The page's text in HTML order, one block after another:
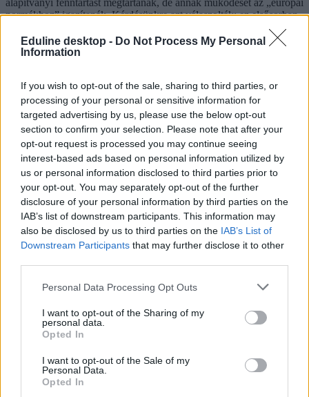
Eduline desktop - Do Not Process My Personal
Information
If you wish to opt-out of the sale, sharing to third parties, or
processing of your personal or sensitive information for
targeted advertising by us, please use the below opt-out
section to confirm your selection. Please note that after your
opt-out request is processed you may continue seeing
interest-based ads based on personal information utilized by
us or personal information disclosed to third parties prior to
your opt-out. You may separately opt-out of the further
disclosure of your personal information by third parties on the
IAB’s list of downstream participants. This information may
also be disclosed by us to third parties on the IAB’s List of
Downstream Participants that may further disclose it to other
Personal Data Processing Opt Outs
I want to opt-out of the Sharing of my
personal data.
Opted In
I want to opt-out of the Sale of my
Personal Data.
Opted In
alapítványi fenntartást megtartanák, de annak működését az „európai
normákhoz” igazítanák. Kérdésünkre azt válaszolták: ez elsősorban
olyan hibrid irányítási modellt jelentene, amely több nyugat-európai
egyetemen is működik. Példaként a Copenhagen Business Schoolt,
a Bocconi Egyetemet és a Bécsi Közgazdaságtudományi Egyetemet
A javaslat szerint a jelenlegi kuratórium helyét egy öttagú Egyetemi
Fenntartói Testület venné át. Ebben négy külső tag – köztük egy
nemzetközi tapasztalattal rendelkező akadémiai vezető – és a rektor
kapna helyet. Aktív politikus vagy kormányzati vezető nem lehetne
A szakszervezet ugyanakkor azt szeretné, hogy az esetleges új
fenntartói testület kizárólag gazdasági kérdésekkel foglalkozzon, és
ne legyen beleszólása az akadémiai ügyekbe.
Az EU-s pénzek hiányát a Corvinus is problémának
tartja
miatt az egyetem uniós forrásoktól esett el. Állásfoglalásukban azt
élni az EU-s pályázatok előnyeivel.
A Corvinus ezt nem vitatta: válaszuk szerint az Erasmus+, Horizont
és RRF programokhoz való korlátozott hozzáférés valóban
nehézséget okozott.
Azt írták ugyanakkor, hogy az egyetem saját forrásokkal és
nemzetközi partnerhálózatával „valamelyest mérsékelni tudta a kieső
lehetőségek hatását”. Hozzátették: „kiemelten fontos és pozitív